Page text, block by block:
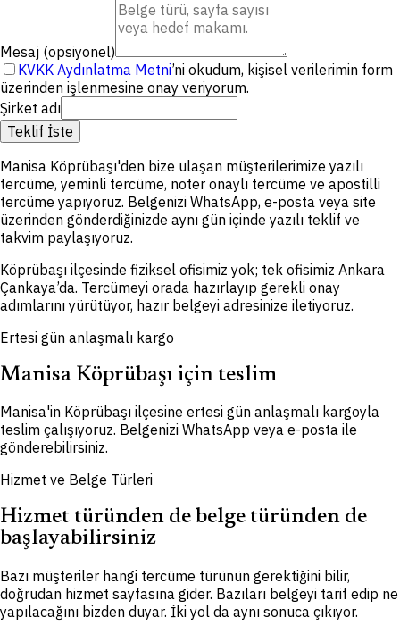
Mesaj (opsiyonel)
KVKK Aydınlatma Metni’ni okudum, kişisel verilerimin form
üzerinden işlenmesine onay veriyorum.
Şirket adı
Teklif İste
Manisa Köprübaşı'den bize ulaşan müşterilerimize yazılı
tercüme, yeminli tercüme, noter onaylı tercüme ve apostilli
tercüme yapıyoruz. Belgenizi WhatsApp, e-posta veya site
üzerinden gönderdiğinizde aynı gün içinde yazılı teklif ve
takvim paylaşıyoruz.
Köprübaşı ilçesinde fiziksel ofisimiz yok; tek ofisimiz Ankara
Çankaya’da. Tercümeyi orada hazırlayıp gerekli onay
adımlarını yürütüyor, hazır belgeyi adresinize iletiyoruz.
Ertesi gün anlaşmalı kargo
Manisa Köprübaşı için teslim
Manisa'in Köprübaşı ilçesine ertesi gün anlaşmalı kargoyla
teslim çalışıyoruz. Belgenizi WhatsApp veya e-posta ile
gönderebilirsiniz.
Hizmet ve Belge Türleri
Hizmet türünden de belge türünden de
başlayabilirsiniz
Bazı müşteriler hangi tercüme türünün gerektiğini bilir,
doğrudan hizmet sayfasına gider. Bazıları belgeyi tarif edip ne
yapılacağını bizden duyar. İki yol da aynı sonuca çıkıyor.